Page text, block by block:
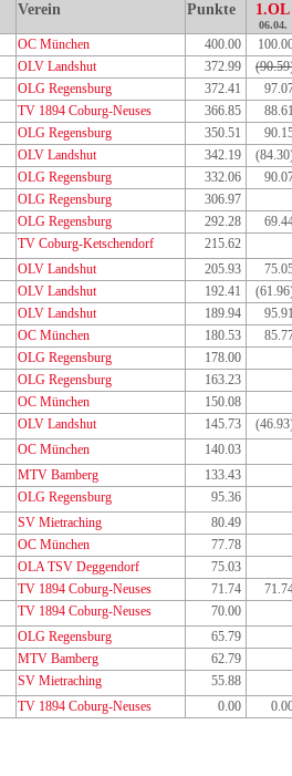
Verein Punkte 1.OL
06.04.
OC München 400.00
OLV Landshut 372.99
OLG Regensburg 372.41
TV 1894 Coburg-Neuses 366.85
OLG Regensburg 350.51
OLV Landshut 342.19
OLG Regensburg 332.06
OLG Regensburg
306.97
OLG Regensburg 292.28
TV Coburg-Ketschendorf
215.62
OLV Landshut 205.93
OLV Landshut 192.41
OLV Landshut 189.94
OC München 180.53
OLG Regensburg
178.00
OLG Regensburg
163.23
OC München
150.08
OLV Landshut 145.73
OC München
140.03
MTV Bamberg
133.43
OLG Regensburg
95.36
SV Mietraching
80.49
OC München
77.78
OLA TSV Deggendorf
75.03
TV 1894 Coburg-Neuses 71.74
TV 1894 Coburg-Neuses
70.00
OLG Regensburg
65.79
MTV Bamberg
62.79
SV Mietraching
55.88
TV 1894 Coburg-Neuses 0.00